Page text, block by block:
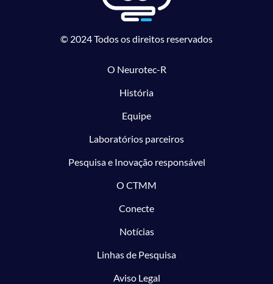
© 2024 Todos os direitos reservados
O Neurotec-R
História
Equipe
Laboratórios parceiros
Pesquisa e Inovação responsável
O CTMM
Conecte
Notícias
Linhas de Pesquisa
Aviso Legal